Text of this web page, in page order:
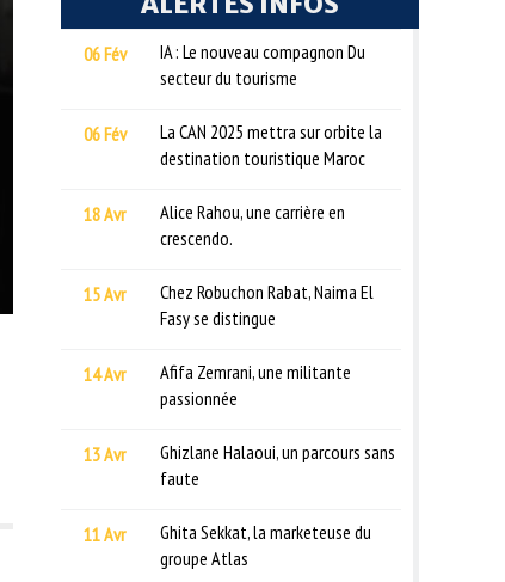
06 Fév
IA : Le nouveau compagnon Du
secteur du tourisme
06 Fév
La CAN 2025 mettra sur orbite la
destination touristique Maroc
18 Avr
Alice Rahou, une carrière en
crescendo.
15 Avr
Chez Robuchon Rabat, Naima El
Fasy se distingue
14 Avr
Afifa Zemrani, une militante
passionnée
13 Avr
Ghizlane Halaoui, un parcours sans
faute
11 Avr
Ghita Sekkat, la marketeuse du
groupe Atlas